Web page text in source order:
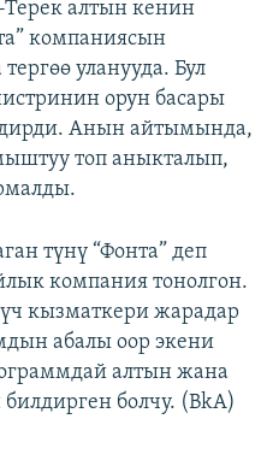
алтын кенин
компаниясын
уланууда. Бул
орун басары
Анын айтымында,
топ аныкталып,
түнү “Фонта” деп
компания тонолгон.
кызматкери жарадар
абалы оор экени
алтын жана
болчу. (BkA)